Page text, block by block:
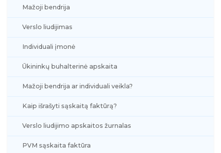
Mažoji bendrija
Verslo liudijimas
Individuali įmonė
Ūkininkų buhalterinė apskaita
Mažoji bendrija ar individuali veikla?
Kaip išrašyti sąskaitą faktūrą?
Verslo liudijimo apskaitos žurnalas
PVM sąskaita faktūra